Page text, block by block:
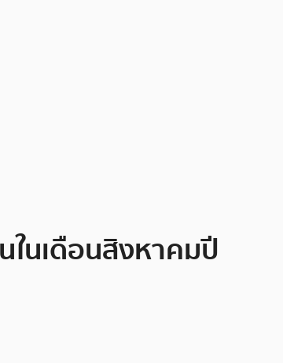
ในเดือนสิงหาคมปี